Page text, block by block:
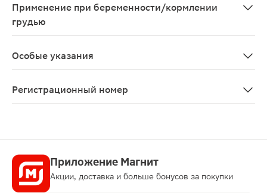
Применение при беременности/кормлении
грудью
Особые указания
Регистрационный номер
Приложение Магнит
Акции, доставка и больше бонусов за покупки